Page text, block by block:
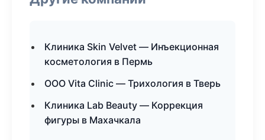
Клиника Skin Velvet — Инъекционная
косметология в Пермь
ООО Vita Clinic — Трихология в Тверь
Клиника Lab Beauty — Коррекция
фигуры в Махачкала